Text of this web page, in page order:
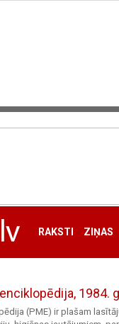
RAKSTI ZIŅAS
1984.
(PME) ir plašam